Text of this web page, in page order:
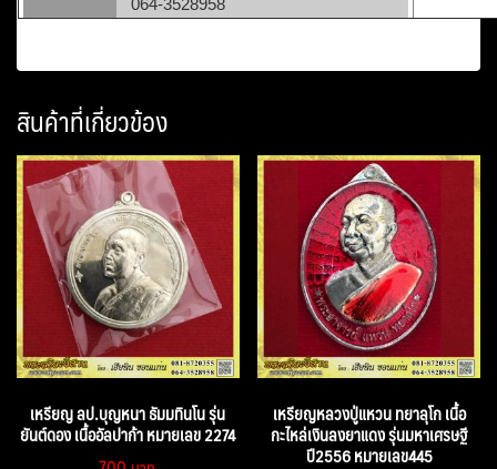
สินค้าที่เกี่ยวข้อง
เหรียญ ลป.บุญหนา ธัมมทินโน รุ่น
ยันต์ดอง เนื้ออัลปาก้า หมายเลข 2274
เหรียญหลวงปู่แหวน ทยาลุโก เนื้อ
กะไหล่เงินลงยาแดง รุ่นมหาเศรษฐี
ปี2556 หมายเลข445